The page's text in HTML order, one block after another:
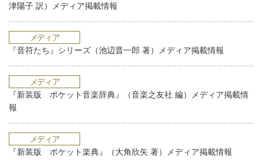
津陽子 訳）メディア掲載情報
メディア
『音符たち』シリーズ（池辺晋一郎 著）メディア掲載情報
メディア
『新装版 ポケット音楽辞典』（音楽之友社 編）メディア掲載情
報
メディア
『新装版 ポケット楽典』（大角欣矢 著）メディア掲載情報